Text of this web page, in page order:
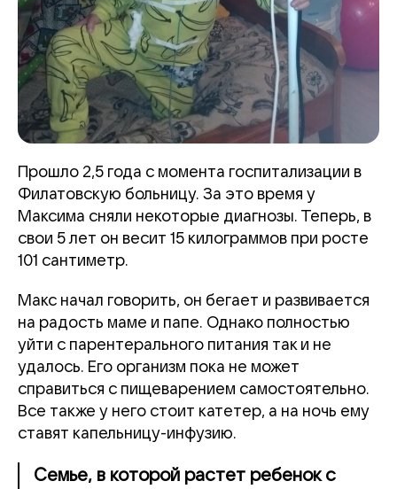
Прошло 2,5 года с момента госпитализации в
Филатовскую больницу. За это время у
Максима сняли некоторые диагнозы. Теперь, в
свои 5 лет он весит 15 килограммов при росте
101 сантиметр.
Макс начал говорить, он бегает и развивается
на радость маме и папе. Однако полностью
уйти с парентерального питания так и не
удалось. Его организм пока не может
справиться с пищеварением самостоятельно.
Все также у него стоит катетер, а на ночь ему
ставят капельницу-инфузию.
Семье, в которой растет ребенок с